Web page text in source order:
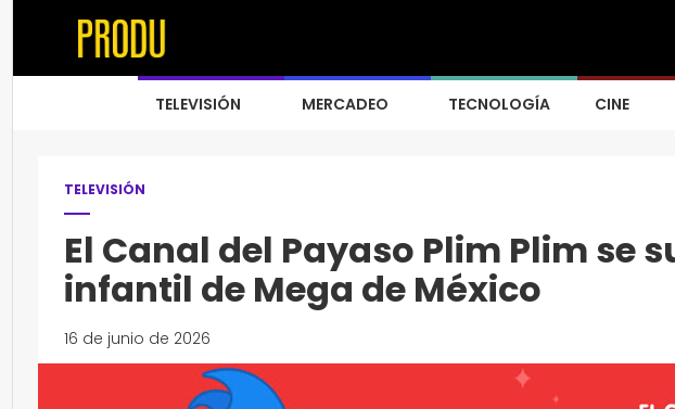
TELEVISIÓN MERCADEO TECNOLOGÍA CINE
TELEVISIÓN
El Canal del Payaso Plim Plim se
infantil de Mega de México
16 de junio de 2026